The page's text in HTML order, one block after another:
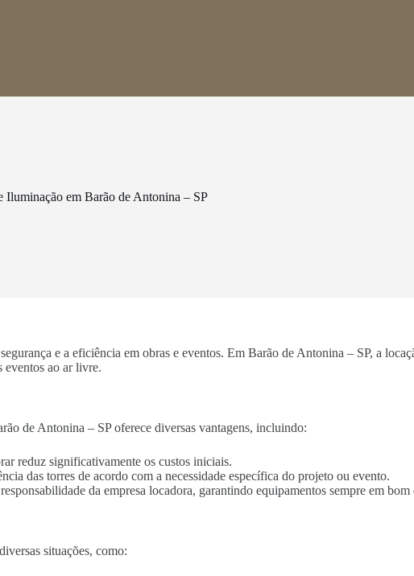
Iluminação em Barão de Antonina – SP
e a eficiência em obras e eventos. Em Barão de Antonina – SP, a
eventos ao ar livre.
de Antonina – SP oferece diversas vantagens, incluindo:
reduz significativamente os custos iniciais.
das torres de acordo com a necessidade específica do projeto ou evento.
da empresa locadora, garantindo equipamentos sempre em bom
situações, como: